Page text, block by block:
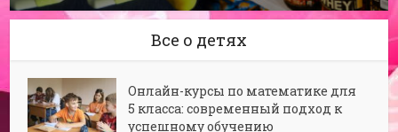
Все о детях
Онлайн-курсы по математике для
5 класса: современный подход к
успешному обучению